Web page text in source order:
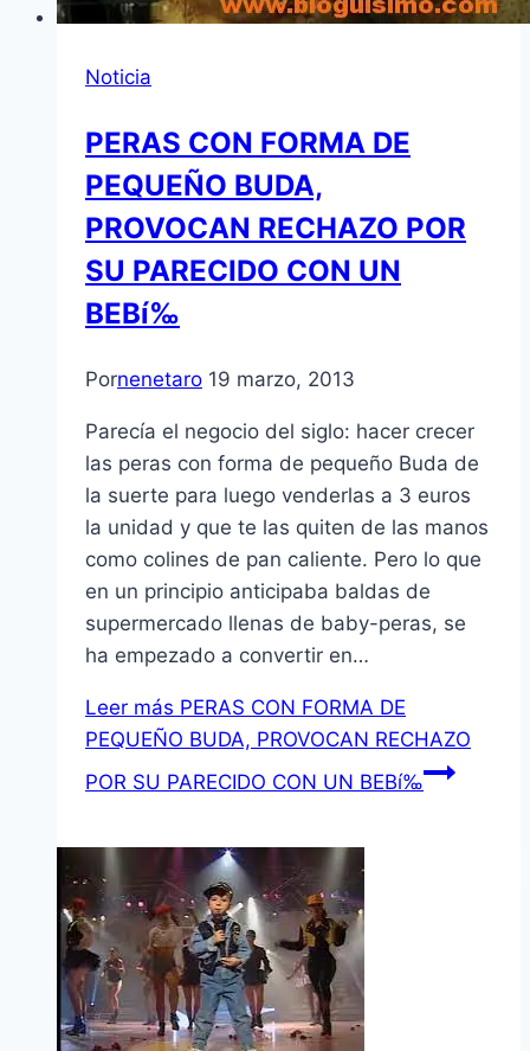
Noticia
PERAS CON FORMA DE
PEQUEÑO BUDA,
PROVOCAN RECHAZO POR
SU PARECIDO CON UN
BEBí‰
Pornenetaro 19 marzo, 2013
Parecí­a el negocio del siglo: hacer crecer
las peras con forma de pequeño Buda de
la suerte para luego venderlas a 3 euros
la unidad y que te las quiten de las manos
como colines de pan caliente. Pero lo que
en un principio anticipaba baldas de
supermercado llenas de baby-peras, se
ha empezado a convertir en…
Leer más PERAS CON FORMA DE
PEQUEÑO BUDA, PROVOCAN RECHAZO
POR SU PARECIDO CON UN BEBí‰